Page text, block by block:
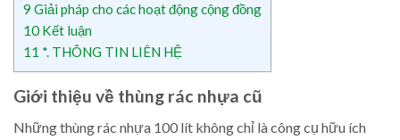
9 Giải pháp cho các hoạt động cộng đồng
10 Kết luận
11 *. THÔNG TIN LIÊN HỆ
Giới thiệu về thùng rác nhựa cũ
Những thùng rác nhựa 100 lít không chỉ là công cụ hữu ích